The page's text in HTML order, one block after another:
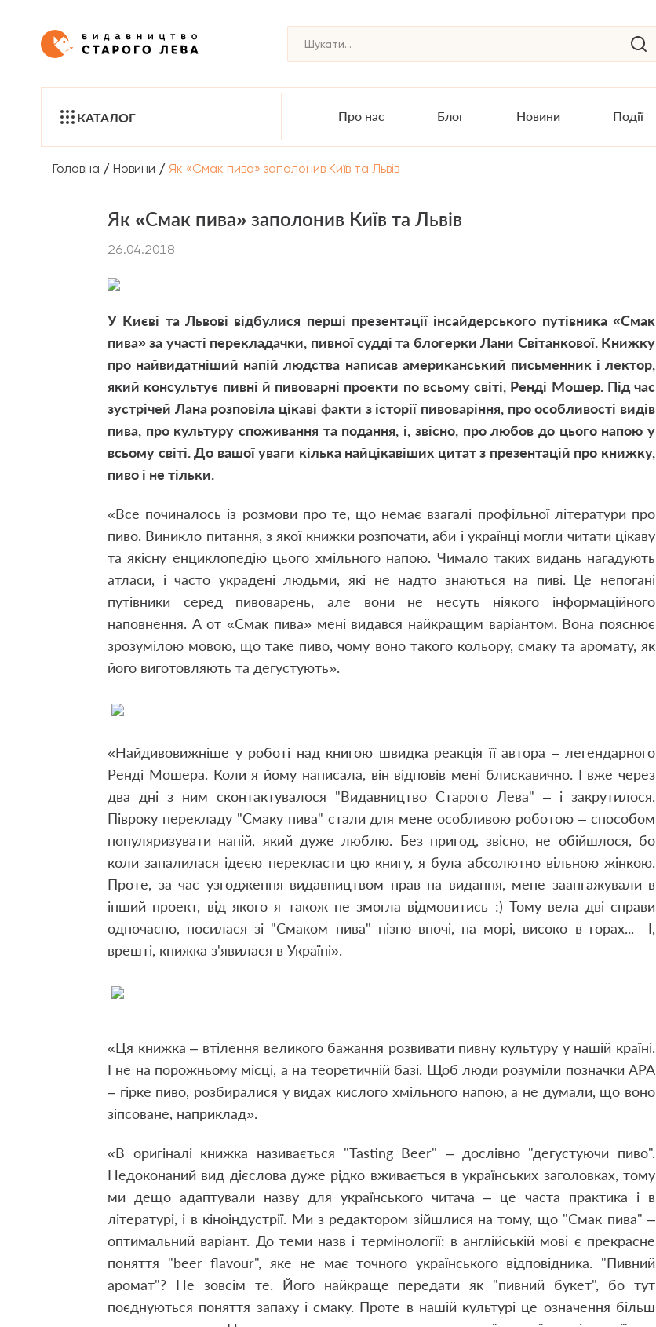
КАТАЛОГ Про нас Блог Новини Події
Головна / Новини / Як «Смак пива» заполонив Київ та Львів
Як «Смак пива» заполонив Київ та Львів
26.04.2018
У Києві та Львові відбулися перші презентації інсайдерського путівника «Смак
пива»за участі перекладачки, пивної судді та блогерки Лани Світанкової. Книжку
про найвидатніший напій людства написав американський письменник і лектор,
який консультує пивні й пивоварні проекти по всьому світі, Ренді Мошер. Під час
зустрічей Лана розповіла цікаві факти з історії пивоваріння, про особливості видів
пива, про культуру споживання та подання, і, звісно, про любов до цього напою у
всьому світі. До вашої уваги кілька найцікавіших цитат з презентацій про книжку,
пиво і не тільки.
«Все починалось із розмови про те, що немає взагалі профільної літератури про
пиво. Виникло питання, з якої книжки розпочати, аби і українці могли читати цікаву
та якісну енциклопедію цього хмільного напою. Чимало таких видань нагадують
атласи, і часто украдені людьми, які не надто знаються на пиві. Це непогані
путівники серед пивоварень, але вони не несуть ніякого інформаційного
наповнення. А от «Смак пива» мені видався найкращим варіантом. Вона пояснює
зрозумілою мовою, що таке пиво, чому воно такого кольору, смаку та аромату, як
його виготовляють та дегустують».
«Найдивовижніше у роботі над книгою швидка реакція її автора – легендарного
Ренді Мошера. Коли я йому написала, він відповів мені блискавично. І вже через
два дні з ним сконтактувалося "Видавництво Старого Лева" – і закрутилося.
Півроку перекладу "Смаку пива" стали для мене особливою роботою – способом
популяризувати напій, який дуже люблю. Без пригод, звісно, не обійшлося, бо
коли запалилася ідеєю перекласти цю книгу, я була абсолютно вільною жінкою.
Проте, за час узгодження видавництвом прав на видання, мене заангажували в
інший проект, від якого я також не змогла відмовитись :) Тому вела дві справи
одночасно, носилася зі "Смаком пива" пізно вночі, на морі, високо в горах... І,
врешті, книжка з'явилася в Україні».
«Ця книжка – втілення великого бажання розвивати пивну культуру у нашій країні.
І не на порожньому місці, а на теоретичній базі. Щоб люди розуміли позначки APA
– гірке пиво, розбиралися у видах кислого хмільного напою, а не думали, що воно
зіпсоване, наприклад».
«В оригіналі книжка називається "Tasting Beer" – дослівно "дегустуючи пиво".
Недоконаний вид дієслова дуже рідко вживається в українських заголовках, тому
ми дещо адаптували назву для українського читача – це часта практика і в
літературі, і в кіноіндустрії. Ми з редактором зійшлися на тому, що "Смак пива" –
оптимальний варіант. До теми назв і термінології: в англійській мові є прекрасне
поняття "beer flavour", яке не має точного українського відповідника. "Пивний
аромат"? Не зовсім те. Його найкраще передати як "пивний букет", бо тут
поєднуються поняття запаху і смаку. Проте в нашій культурі це означення більш